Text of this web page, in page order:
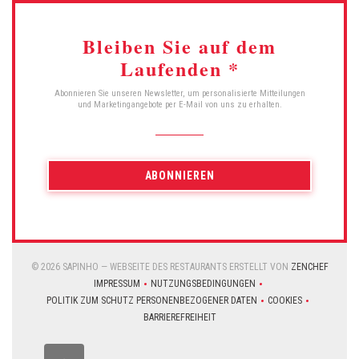
Bleiben Sie auf dem
Laufenden *
Abonnieren Sie unseren Newsletter, um personalisierte Mitteilungen
und Marketingangebote per E-Mail von uns zu erhalten.
ABONNIEREN
© 2026 SAPINHO — WEBSEITE DES RESTAURANTS ERSTELLT VON ZENCHEF
IMPRESSUM
NUTZUNGSBEDINGUNGEN
POLITIK ZUM SCHUTZ PERSONENBEZOGENER DATEN
COOKIES
BARRIEREFREIHEIT